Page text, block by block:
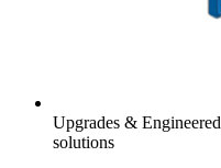
Upgrades & Engineered
solutions